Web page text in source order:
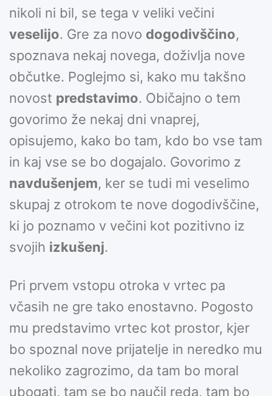
nikoli ni bil, se tega v veliki večini
veselijo. Gre za novo dogodivščino,
spoznava nekaj novega, doživlja nove
občutke. Poglejmo si, kako mu takšno
novost predstavimo. Običajno o tem
govorimo že nekaj dni vnaprej,
opisujemo, kako bo tam, kdo bo vse tam
in kaj vse se bo dogajalo. Govorimo z
navdušenjem, ker se tudi mi veselimo
skupaj z otrokom te nove dogodivščine,
ki jo poznamo v večini kot pozitivno iz
svojih izkušenj.
Pri prvem vstopu otroka v vrtec pa
včasih ne gre tako enostavno. Pogosto
mu predstavimo vrtec kot prostor, kjer
bo spoznal nove prijatelje in neredko mu
nekoliko zagrozimo, da tam bo moral
ubogati, tam se bo naučil reda, tam bo